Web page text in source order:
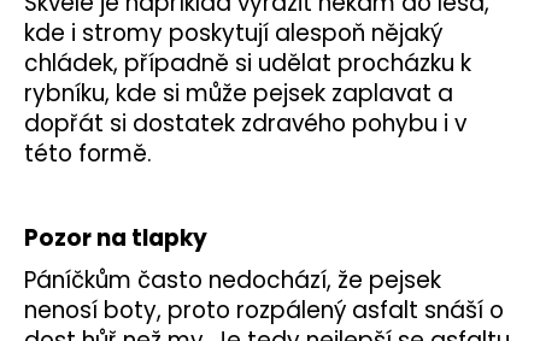
kde i stromy poskytují alespoň nějaký
chládek, případně si udělat procházku k
rybníku, kde si může pejsek zaplavat a
dopřát si dostatek zdravého pohybu i v
této formě.
Pozor na tlapky
Páníčkům často nedochází, že pejsek
nenosí boty, proto rozpálený asfalt snáší o
j
e
m
e
PŘÍVĚŠEK
69
Kč